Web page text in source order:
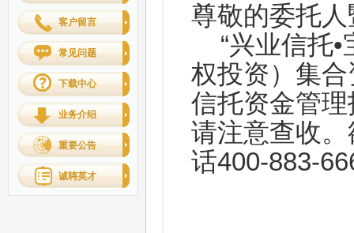
客户留言
常见问题
下载中心
业务介绍
重要公告
诚聘英才
尊敬的委托
“兴业信托•
权投资）集
信托资金管
请注意查收
话400-883-